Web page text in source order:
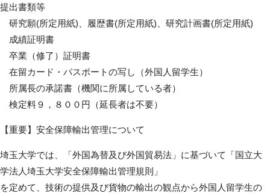
提出書類等
研究願(所定用紙)、履歴書(所定用紙)、研究計画書(所定用紙)
成績証明書
卒業（修了）証明書
在留カード・パスポートの写し（外国人留学生）
所属長の承諾書（機関に所属している者）
検定料９，８００円（延長者は不要）
【重要】安全保障輸出管理について
埼玉大学では、「外国為替及び外国貿易法」に基づいて「国立大
学法人埼玉大学安全保障輸出管理規則」
を定めて、技術の提供及び貨物の輸出の観点から外国人留学生の